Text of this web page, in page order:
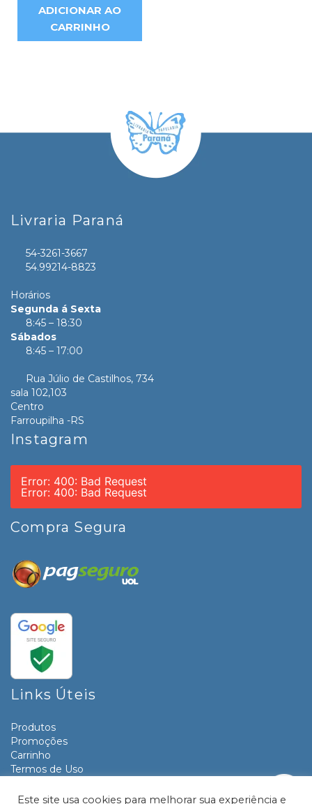
ADICIONAR AO
CARRINHO
Livraria Paraná
54-3261-3667
54.99214-8823
Horários
Segunda á Sexta
8:45 – 18:30
Sábados
8:45 – 17:00
Rua Júlio de Castilhos, 734
sala 102,103
Centro
Farroupilha -RS
Instagram
Error: 400: Bad Request
Error: 400: Bad Request
Compra Segura
Links Úteis
Produtos
Promoções
Carrinho
Termos de Uso
Contato
Este site usa cookies para melhorar sua experiência e